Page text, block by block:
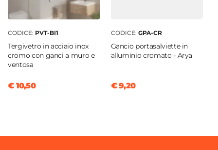
CODICE: PVT-BI1
Tergivetro in acciaio inox
cromo con ganci a muro e
ventosa
€ 10,50
CODICE: GPA-CR
Gancio portasalviette in
alluminio cromato - Arya
€ 9,20